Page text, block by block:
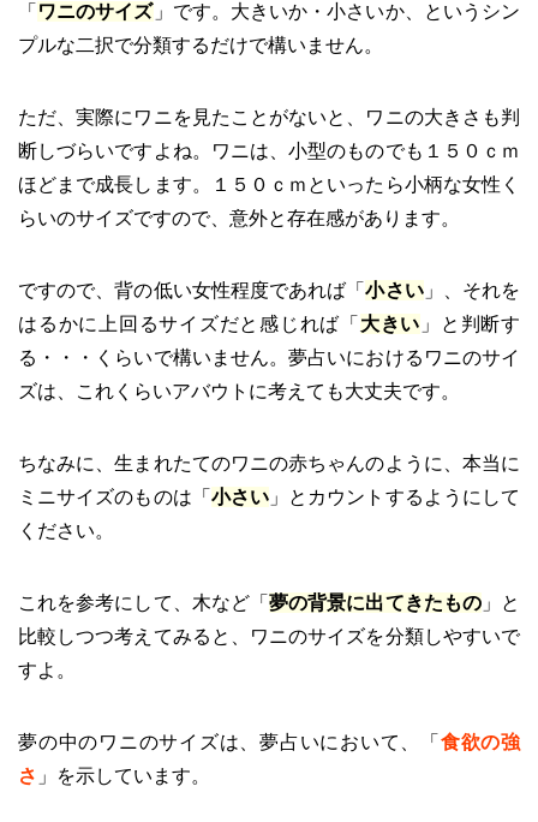
「 ワニのサイズ」です。大きいか・小さいか、というシン
プルな二択で分類するだけで構いません。
ただ、実際にワニを見たことがないと、ワニの大きさも判
断しづらいですよね。ワニは、小型のものでも１５０ｃｍ
ほどまで成長します。１５０ｃｍといったら小柄な女性く
らいのサイズですので、意外と存在感があります。
ですので、背の低い女性程度であれば「小さい」、それを
はるかに上回るサイズだと感じれば「 大きい 」と判断す
る・・・くらいで構いません。夢占いにおけるワニのサイ
ズは、これくらいアバウトに考えても大丈夫です。
ちなみに、生まれたてのワニの赤ちゃんのように、本当に
ミニサイズのものは「 小さい 」とカウントするようにして
ください。
これを参考にして、木など「夢の背景に出てきたもの」と
比較しつつ考えてみると、ワニのサイズを分類しやすいで
すよ。
夢の中のワニのサイズは、夢占いにおいて、「 食欲の強
さ 」を示しています。